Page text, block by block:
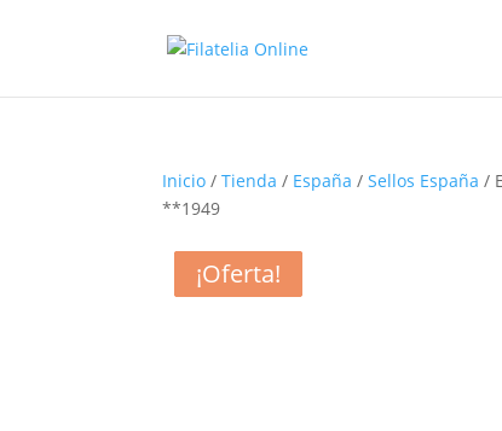
Inicio /Tienda / España /Sellos España /
**1949
¡Oferta!
¡Oferta!
¡Oferta!
¡Oferta!